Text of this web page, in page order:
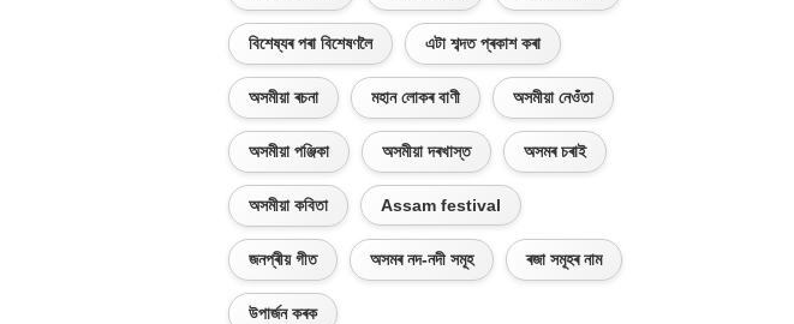
বিশেষ্যৰ পৰা বিশেষণলৈ এটা শব্দত প্ৰকাশ কৰা
অসমীয়া ৰচনা মহান লোকৰ বাণী অসমীয়া নেওঁতা
অসমীয়া পঞ্জিকা অসমীয়া দৰখাস্ত অসমৰ চৰাই
অসমীয়া কবিতা Assam festival
জনপ্ৰীয় গীত অসমৰ নদ-নদী সমূহ ৰজা সমূহৰ নাম
উপাৰ্জন কৰক